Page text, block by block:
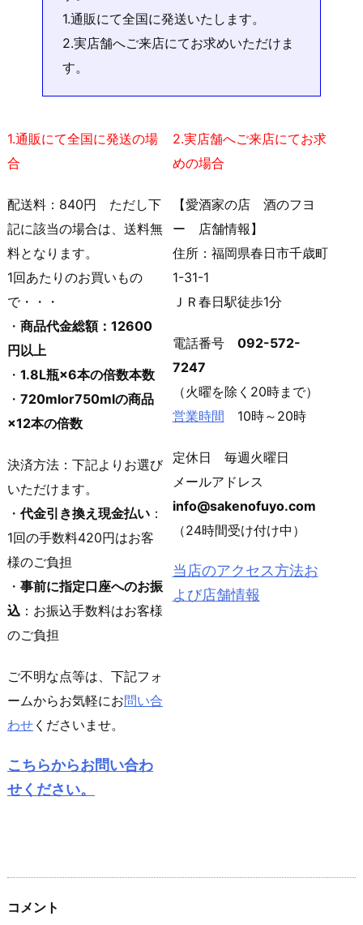
1.通販にて全国に発送いたします。
2.実店舗へご来店にてお求めいただけま
す。
1.通販にて全国に発送の場
合
配送料：840円 ただし下
記に該当の場合は、送料無
料となります。
1回あたりのお買いもの
で・・・
・ 商品代金総額：12600
円以上
・ 1.8L瓶×6本の倍数本数
・ 720mlor750mlの商品
×12本の倍数
決済方法：下記よりお選び
いただけます。
・ 代金引き換え現金払い ：
1回の手数料420円はお客
様のご負担
・ 事前に指定口座へのお振
込 ：お振込手数料はお客様
のご負担
ご不明な点等は、下記フォ
ームからお気軽にお問い合
わせ くださいませ。
こちらからお問い合わ
せください。
2.実店舗へご来店にてお求
めの場合
【愛酒家の店 酒のフヨ
ー 店舗情報】
住所：福岡県春日市千歳町
1-31-1
ＪＲ春日駅徒歩1分
電話番号 092-572-
7247
（火曜を除く20時まで）
営業時間 10時～20時
定休日 毎週火曜日
メールアドレス
info@sakenofuyo.com
（24時間受け付け中）
当店のアクセス方法お
よび店舗情報
コメント